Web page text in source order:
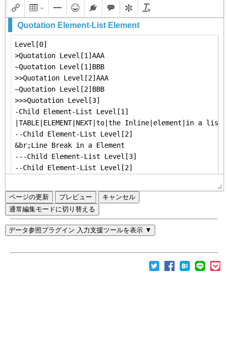
ページの更新
通常編集モードに切り替える
データ参照プラグイン 入力支援ツールを表示 ▼